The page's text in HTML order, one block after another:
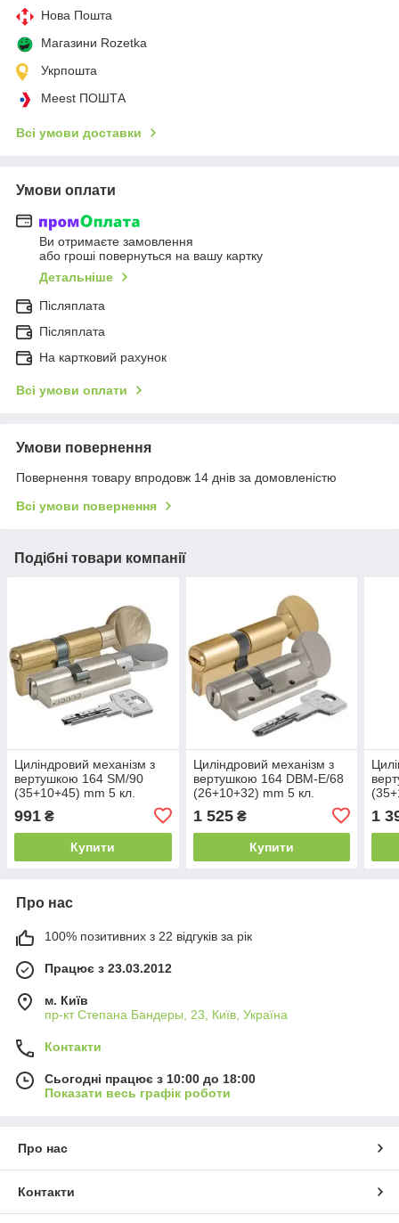
Нова Пошта
Магазини Rozetka
Укрпошта
Meest ПОШТА
Всі умови доставки
Умови оплати
Ви отримаєте замовлення
або гроші повернуться на вашу картку
Детальніше
Післяплата
Післяплата
На картковий рахунок
Всі умови оплати
Умови повернення
Повернення товару впродовж 14 днів за домовленістю
Всі умови повернення
Подібні товари компанії
Циліндровий механізм з
вертушкою 164 SM/90
(35+10+45) mm 5 кл.
991 ₴
Купити
Циліндровий механізм з
вертушкою 164 DBM-E/68
(26+10+32) mm 5 кл.
1 525₴
Купити
1
Про нас
100% позитивних з 22 відгуків за рік
Працює з 23.03.2012
м. Київ
пр-кт Степана Бандеры, 23, Київ, Україна
Контакти
Сьогодні працює з 10:00 до 18:00
Показати весь графік роботи
Про нас
Контакти